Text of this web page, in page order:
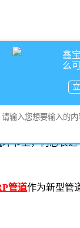
强合作。
节上，何总表达
管道作为新型管
鑫
么